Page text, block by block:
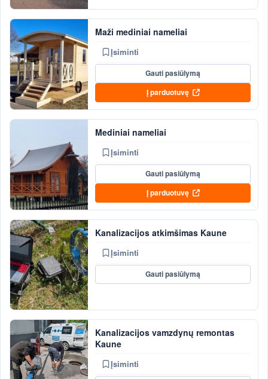
Maži mediniai nameliai
Įsiminti
Gauti pasiūlymą
Į parduotuvę
Mediniai nameliai
Įsiminti
Gauti pasiūlymą
Į parduotuvę
Kanalizacijos atkimšimas Kaune
Įsiminti
Gauti pasiūlymą
Kanalizacijos vamzdynų remontas
Kaune
Įsiminti